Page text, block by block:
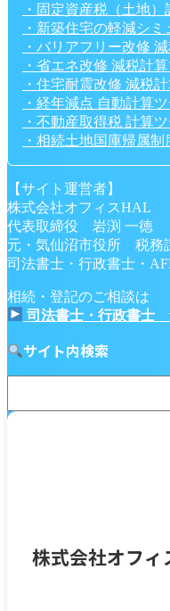
・固定資産税（土地
・新築住宅の軽減シ
・バリアフリー改修
・省エネ改修 減税計
・住宅耐震改修 減税
・経年減点 自動計算
・不動産取得税 計算
・相続土地国庫帰属
【サイト運営者】
株式会社オフィスHAL
代表取締役 岩渕 一徳
元・気仙沼市役所 税務
司法書士・行政書士・
相続・登記のご相談は
司法書士・行政書士
サイト内検索
株式会社オフ